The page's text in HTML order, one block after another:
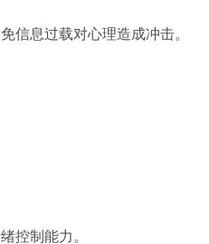
信息过载对心理造成冲击。
控制能力。